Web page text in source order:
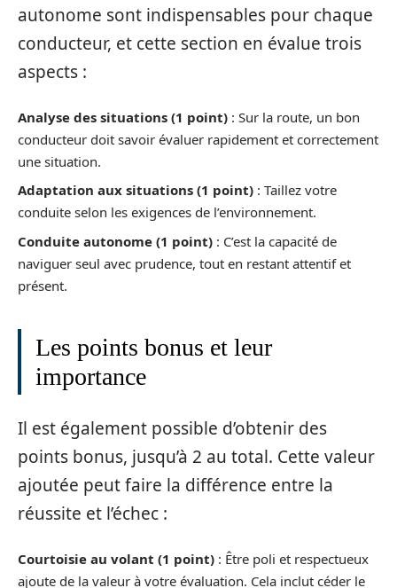
autonome sont indispensables pour chaque
conducteur, et cette section en évalue trois
aspects :
Analyse des situations (1 point) : Sur la route, un bon
conducteur doit savoir évaluer rapidement et correctement
une situation.
Adaptation aux situations (1 point) : Taillez votre
conduite selon les exigences de l’environnement.
Conduite autonome (1 point) : C’est la capacité de
naviguer seul avec prudence, tout en restant attentif et
présent.
Les points bonus et leur
importance
Il est également possible d’obtenir des
points bonus, jusqu’à 2 au total. Cette valeur
ajoutée peut faire la différence entre la
réussite et l’échec :
Courtoisie au volant (1 point) : Être poli et respectueux
ajoute de la valeur à votre évaluation. Cela inclut céder le